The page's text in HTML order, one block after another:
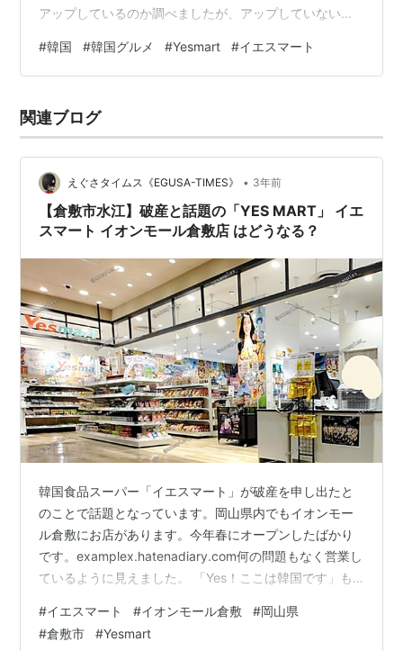
アップしているのか調べましたが、アップしていないよ
プします。
・・・・・・・・・・・・・・・・・・・・・・・・・
・・・・・・・・・・ ○安東・鳳停寺（ポンジョンサ）
安東は、ソウルと釜山のちょうど中間ぐらいに位置して
#韓国 #韓国グルメ #Yesmart #イエスマート
関連ブログ
えぐさタイムス《EGUSA-TIMES》 • 3年前
【倉敷市水江】破産と話題の「YES MART」 イエ
スマート イオンモール倉敷店 はどうなる？
韓国食品スーパー「イエスマート」が破産を申し出たと
のことで話題となっています。岡山県内でもイオンモー
ル倉敷にお店があります。今年春にオープンしたばかり
です。examplex.hatenadiary.com何の問題もなく営業し
ているように見えました。 「Yes！ここは韓国です」も
ンモール倉敷店 〒710-8560 岡山県倉敷市水江１
◆◆◆◆◆◆◆◆◆◆◆◆◆◆◆◆◆◆◆◆◆◆ 閲
#イエスマート #イオンモール倉敷 #岡山県
#倉敷市 #Yesmart